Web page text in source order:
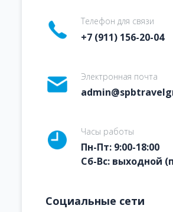
Телефон для связи
Социальные сети
+7 (911) 156-20-04
Электронная почта
Часы работы
Пн-Пт: 9:00-18:00
Сб-Вс: выходной